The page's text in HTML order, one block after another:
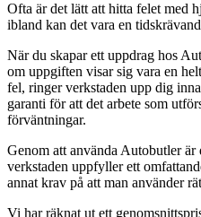
Ofta är det lätt att hitta felet med
ibland kan det vara en
När du skapar ett uppdrag hos
om uppgiften visar sig vara en
fel, ringer verkstaden upp dig
garanti för att det arbete som
förväntningar.
Genom att använda Autobutler är
verkstaden uppfyller ett
annat krav på att man använder
Vi har räknat ut ett